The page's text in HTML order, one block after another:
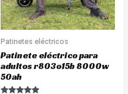
Patinetes eléctricos
Patinete eléctrico para
adultos r803o15b 8000w
50ah